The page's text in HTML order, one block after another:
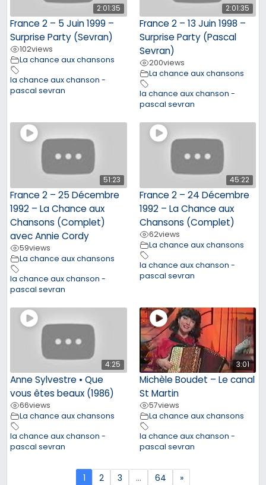
2:01:35
France 2 – 5 Juin 1999 –
Surprise Party (Sevran)
102views
La chance aux chansons
la chance aux chanson -
pascal sevran
2:01:35
France 2 – 13 Juin 1998 –
Surprise Party (Pascal
Sevran)
200views
La chance aux chansons
la chance aux chanson -
pascal sevran
51:23
France 2 – 25 Décembre
1992 – La Chance aux
Chansons (Complet)
avec Annie Cordy
59views
La chance aux chansons
la chance aux chanson -
pascal sevran
45:22
France 2 – 24 Décembre
1992 – La Chance aux
Chansons (Complet)
62views
La chance aux chansons
la chance aux chanson -
pascal sevran
4:25
Anne Sylvestre • Que
vous êtes beaux (1986)
66views
La chance aux chansons
la chance aux chanson -
pascal sevran
3:01
Michèle Boudet – Le canal
St Martin
57views
La chance aux chansons
la chance aux chanson -
pascal sevran
1 2 3 … 64 »